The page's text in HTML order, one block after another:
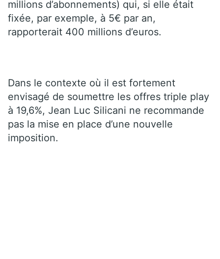
millions d’abonnements) qui, si elle était
fixée, par exemple, à 5€ par an,
rapporterait 400 millions d’euros.
Dans le contexte où il est fortement
envisagé de soumettre les offres triple play
à 19,6%, Jean Luc Silicani ne recommande
pas la mise en place d’une nouvelle
imposition.